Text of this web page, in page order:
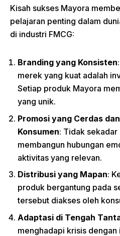
Kisah sukses Mayora
pelajaran penting dalam
di industri FMCG:
Branding yang Konsisten
merek yang kuat adalah
Setiap produk Mayora
yang unik.
Promosi yang Cerdas
Konsumen: Tidak
membangun hubungan
aktivitas yang relevan.
Distribusi yang Mapan:
produk bergantung pada
tersebut diakses oleh
Adaptasi di Tengah
menghadapi krisis